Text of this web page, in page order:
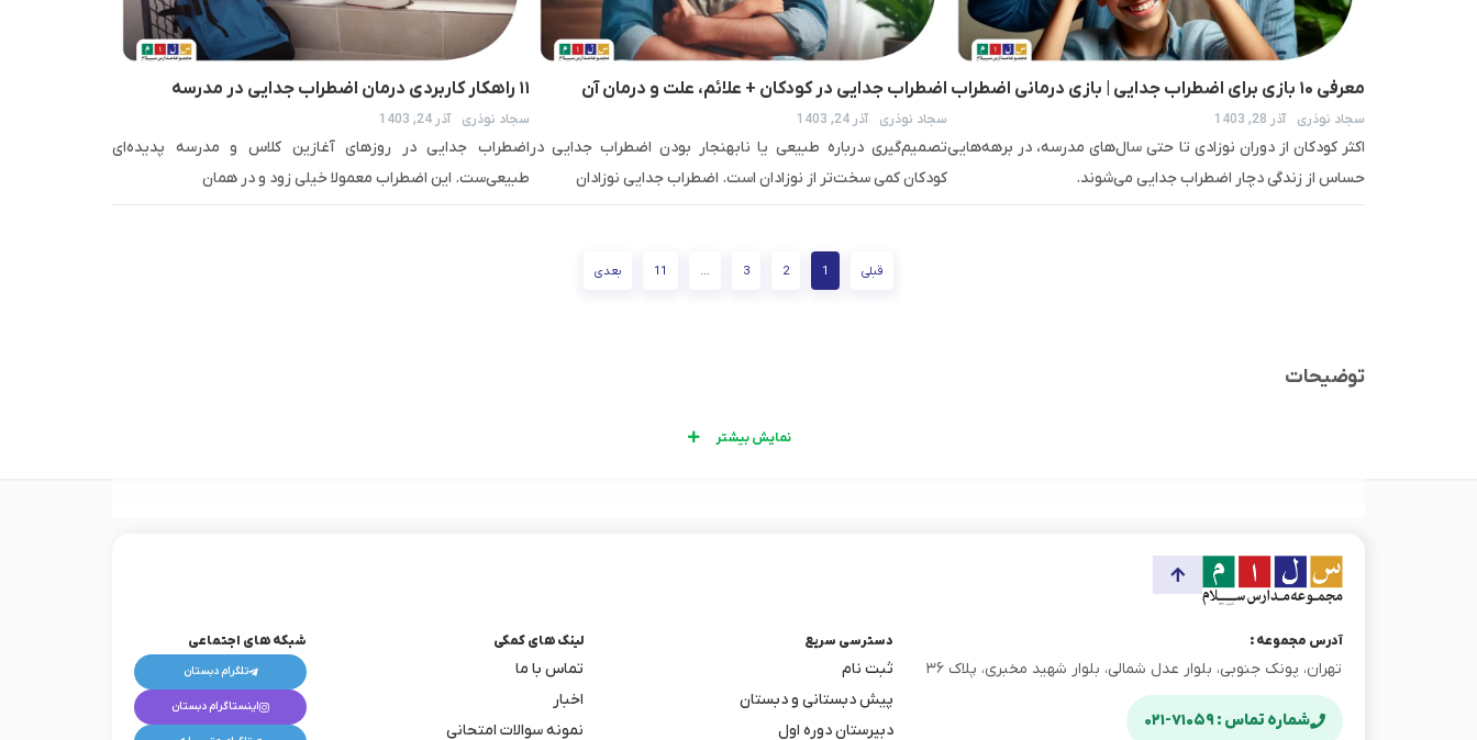
معرفی ۱۰ بازی برای اضطراب جدایی | بازی درمانی اضطراب
جدایی
سجاد نوذری آذر 28, 1403
اکثر کودکان از دوران نوزادی تا حتی سال‌های مدرسه، در برهه‌هایی
حساس از زندگی دچار اضطراب جدایی می‌شوند.
اضطراب جدایی در کودکان + علائم، علت و درمان آن
سجاد نوذری آذر 24, 1403
تصمیم‌گیری درباره طبیعی یا نابهنجار بودن اضطراب جدایی در
کودکان کمی سخت‌تر از نوزادان است. اضطراب جدایی نوزادان
۱۱ راهکار کاربردی درمان اضطراب جدایی در مدرسه
سجاد نوذری آذر 24, 1403
اضطراب جدایی در روزهای آغازین کلاس و مدرسه پدیده‌ای
طبیعی‌ست. این اضطراب معمولا خیلی زود و در همان
قبلی 1
2
3
…
11 بعدی
توضیحات
نمایش بیشتر
آدرس مجموعه :
تهران، پونک جنوبی، بلوار عدل شمالی، بلوار شهید مخبری، پلاک ۳۶
شماره تماس : ۷۱۰۵۹-۰۲۱
دسترسی سریع
ثبت نام
پیش دبستانی و دبستان
دبیرستان دوره اول
لینک های کمکی
تماس با ما
اخبار
نمونه سوالات امتحانی
شبکه های اجتماعی
تلگرام دبستان
اینستاگرام دبستان